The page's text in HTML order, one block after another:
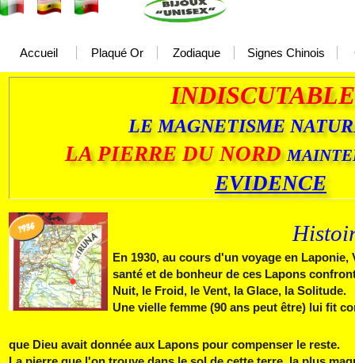
Accueil Plaqué Or Zodiaque Signes Chinois
LE MAGNETISME
LA PIERRE DU NORD
EVIDENCE
En 1930, au cours d'un voyage en
santé et de bonheur de ces Lapons
Nuit, le Froid, le Vent, la Glace, la Sol
Une vielle femme (90 ans peut être) lui fit
que Dieu avait donnée aux Lapons pour compenser le reste.